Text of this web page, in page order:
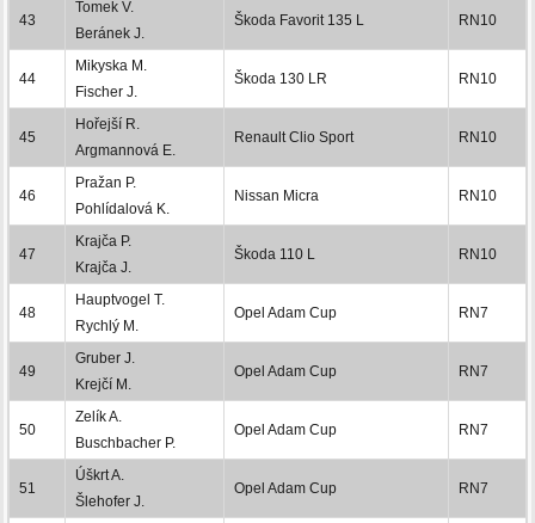
43
Tomek V.
Beránek J.
Škoda Favorit 135 L RN10
44
Mikyska M.
Fischer J.
Škoda 130 LR RN10
45
Hořejší R.
Argmannová E.
Renault Clio Sport RN10
46
Pražan P.
Pohlídalová K.
Nissan Micra RN10
47
Krajča P.
Krajča J.
Škoda 110 L RN10
48
Hauptvogel T.
Rychlý M.
Opel Adam Cup RN7
49
Gruber J.
Krejčí M.
Opel Adam Cup RN7
50
Zelík A.
Buschbacher P.
Opel Adam Cup RN7
51
Úškrt A.
Šlehofer J.
Opel Adam Cup RN7